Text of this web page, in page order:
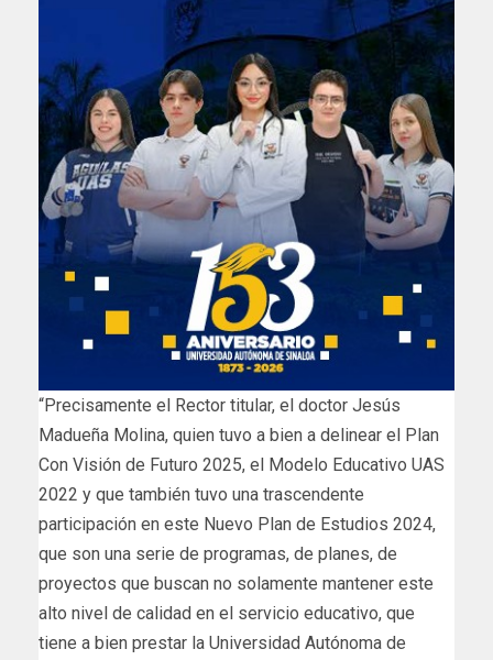
“Precisamente el Rector titular, el doctor Jesús
Madueña Molina, quien tuvo a bien a delinear el Plan
Con Visión de Futuro 2025, el Modelo Educativo UAS
2022 y que también tuvo una trascendente
participación en este Nuevo Plan de Estudios 2024,
que son una serie de programas, de planes, de
proyectos que buscan no solamente mantener este
alto nivel de calidad en el servicio educativo, que
tiene a bien prestar la Universidad Autónoma de